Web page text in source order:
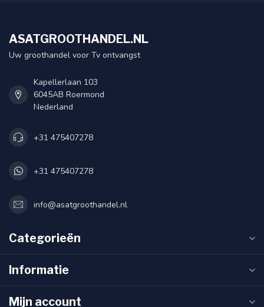
ASATGROOTHANDEL.NL
Uw groothandel voor Tv ontvangst
Kapellerlaan 103
6045AB Roermond
Nederland
+31 475407278
+31 475407278
info@asatgroothandel.nl
Categorieën
Informatie
Mijn account